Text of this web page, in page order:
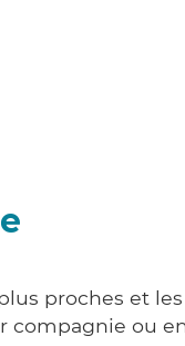
proches et
compagnie ou